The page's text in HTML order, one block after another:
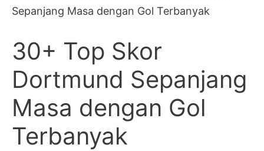
Sepanjang Masa dengan Gol Terbanyak
30+ Top Skor
Dortmund Sepanjang
Masa dengan Gol
Terbanyak